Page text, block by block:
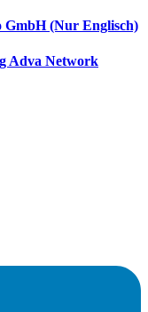
GmbH (Nur Englisch)
Adva Network